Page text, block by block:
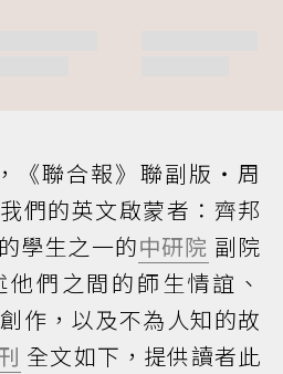
《聯合報》聯副版‧周
們的英文啟蒙者：齊邦
學生之一的中研院 副院
們之間的師生情誼、
作，以及不為人知的故
全文如下，提供讀者此